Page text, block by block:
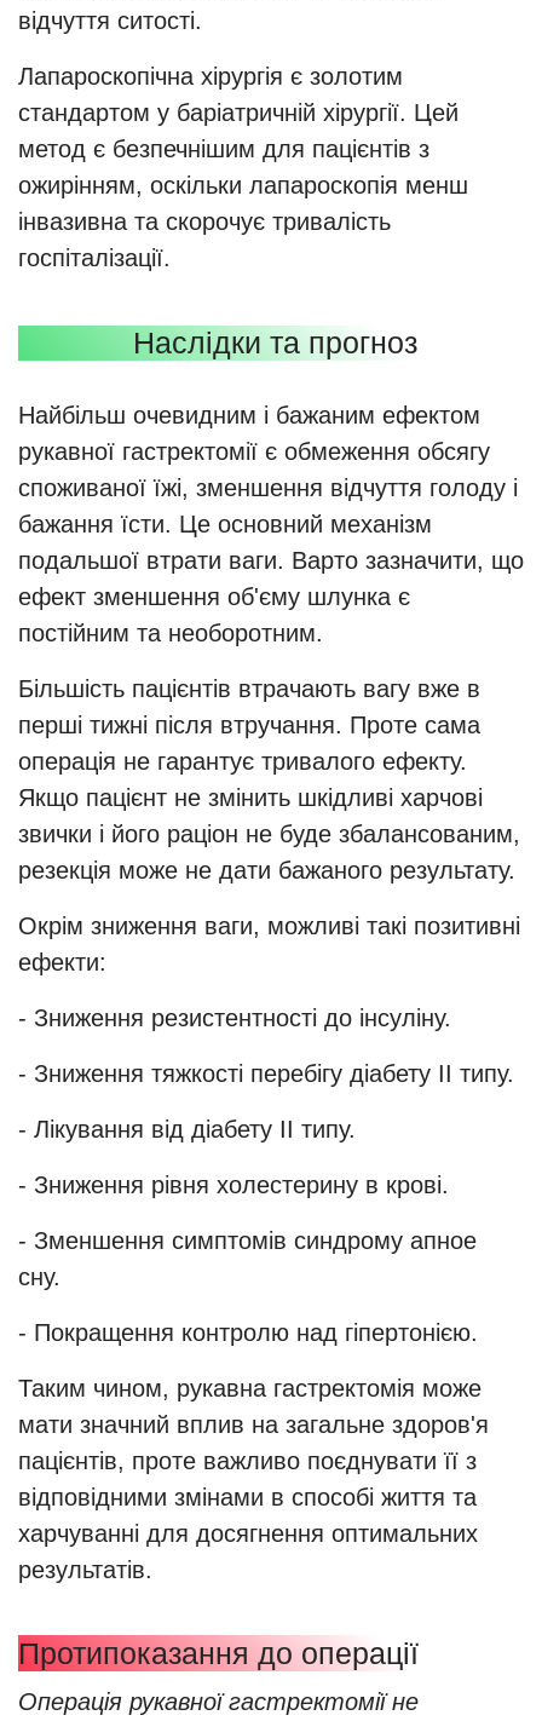
відчуття ситості.
Лапароскопічна хірургія є золотим
стандартом у баріатричній хірургії. Цей
метод є безпечнішим для пацієнтів з
ожирінням, оскільки лапароскопія менш
інвазивна та скорочує тривалість
госпіталізації.
Наслідки та прогноз
Найбільш очевидним і бажаним ефектом
рукавної гастректомії є обмеження обсягу
споживаної їжі, зменшення відчуття голоду і
бажання їсти. Це основний механізм
подальшої втрати ваги. Варто зазначити, що
ефект зменшення об'єму шлунка є
постійним та необоротним.
Більшість пацієнтів втрачають вагу вже в
перші тижні після втручання. Проте сама
операція не гарантує тривалого ефекту.
Якщо пацієнт не змінить шкідливі харчові
звички і його раціон не буде збалансованим,
резекція може не дати бажаного результату.
Окрім зниження ваги, можливі такі позитивні
ефекти:
- Зниження резистентності до інсуліну.
- Зниження тяжкості перебігу діабету II типу.
- Лікування від діабету II типу.
- Зниження рівня холестерину в крові.
- Зменшення симптомів синдрому апное
сну.
- Покращення контролю над гіпертонією.
Таким чином, рукавна гастректомія може
мати значний вплив на загальне здоров'я
пацієнтів, проте важливо поєднувати її з
відповідними змінами в способі життя та
харчуванні для досягнення оптимальних
результатів.
Протипоказання до операції
Операція рукавної гастректомії не